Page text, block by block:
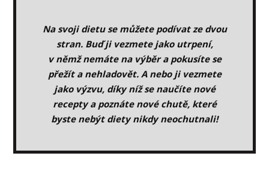
Na svoji dietu se můžete podívat ze dvou
stran. Buď ji vezmete jako utrpení,
v němž nemáte na výběr a pokusíte se
přežít a nehladovět. A nebo ji vezmete
jako výzvu, díky níž se naučíte nové
recepty a poznáte nové chutě, které
byste nebýt diety nikdy neochutnali!